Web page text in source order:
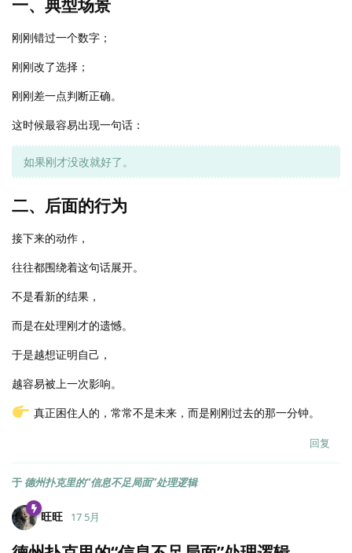
一、典型场景
刚刚错过一个数字；
刚刚改了选择；
刚刚差一点判断正确。
这时候最容易出现一句话：
如果刚才没改就好了。
二、后面的行为
接下来的动作，
往往都围绕着这句话展开。
不是看新的结果，
而是在处理刚才的遗憾。
于是越想证明自己，
越容易被上一次影响。
真正困住人的，常常不是未来，而是刚刚过去的那一分钟。
回复
于 德州扑克里的“信息不足局面”处理逻辑
旺旺 17 5月